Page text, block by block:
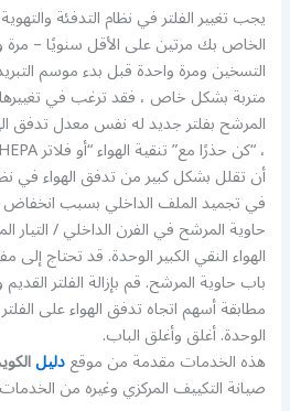
الخاص بك مرتين على الأقل سنويًا –
التسخين ومرة ​​واحدة قبل بدء موسم
متربة بشكل خاص ، فقد ترغب في تغييرها
المرشح بفلتر جديد له نفس معدل تدفق
أن تقلل بشكل كبير من تدفق الهواء
في تجميد الملف الداخلي بسبب انخفاض
حاوية المرشح في الفرن الداخلي /
الهواء النقي الكبير الوحدة. قد تحتاج
باب حاوية المرشح. قم بإزالة الفلتر
مطابقة أسهم اتجاه تدفق الهواء على
الوحدة. أغلق وأغلق الباب.
هذه الخدمات مقدمة من موقعدليل
صيانة التكييف المركزي وغيره من الخدمات